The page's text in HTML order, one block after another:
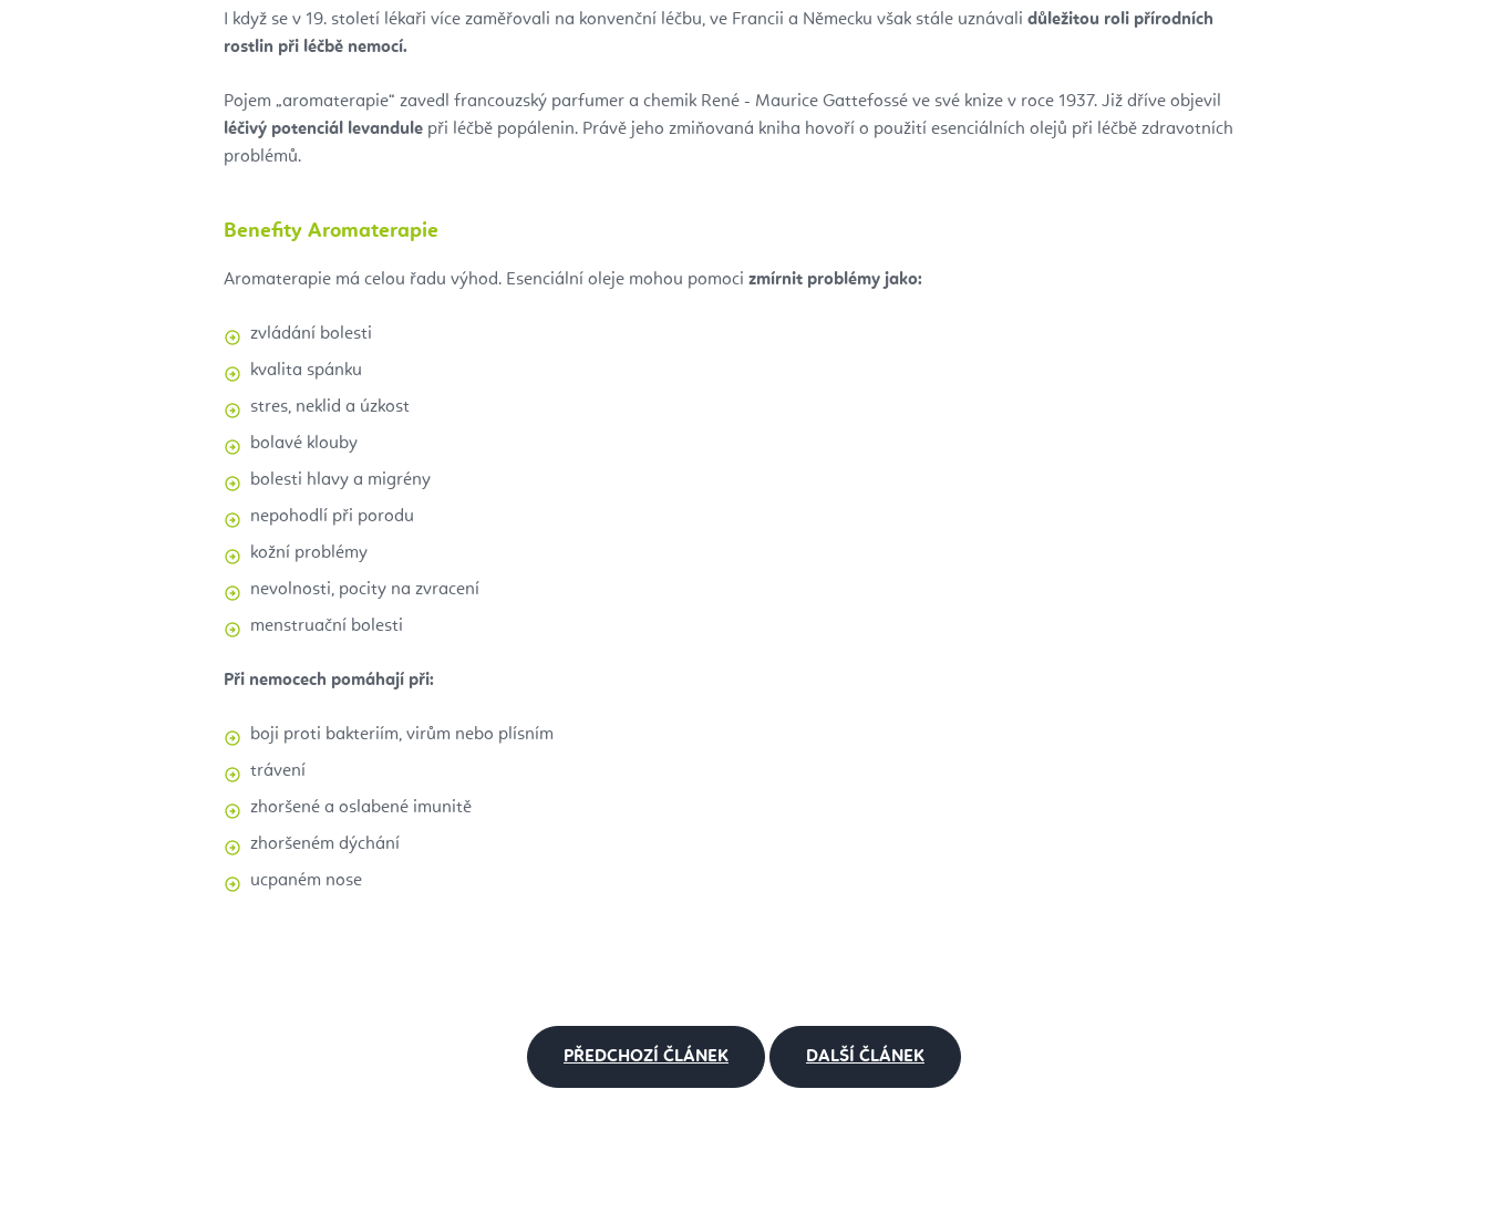
I když se v 19. století lékaři více zaměřovali na konvenční léčbu, ve Francii a Německu však stále uznávali důležitou roli přírodních
rostlin při léčbě nemocí.
Pojem „aromaterapie“ zavedl francouzský parfumer a chemik René - Maurice Gattefossé ve své knize v roce 1937. Již dříve objevil
léčivý potenciál levandule při léčbě popálenin. Právě jeho zmiňovaná kniha hovoří o použití esenciálních olejů při léčbě zdravotních
problémů.
Benefity Aromaterapie
Aromaterapie má celou řadu výhod. Esenciální oleje mohou pomoci zmírnit problémy jako:
zvládání bolesti
kvalita spánku
stres, neklid a úzkost
bolavé klouby
bolesti hlavy a migrény
nepohodlí při porodu
kožní problémy
nevolnosti, pocity na zvracení
menstruační bolesti
Při nemocech pomáhají při:
boji proti bakteriím, virům nebo plísním
trávení
zhoršené a oslabené imunitě
zhoršeném dýchání
ucpaném nose
PŘEDCHOZÍ ČLÁNEK DALŠÍ ČLÁNEK